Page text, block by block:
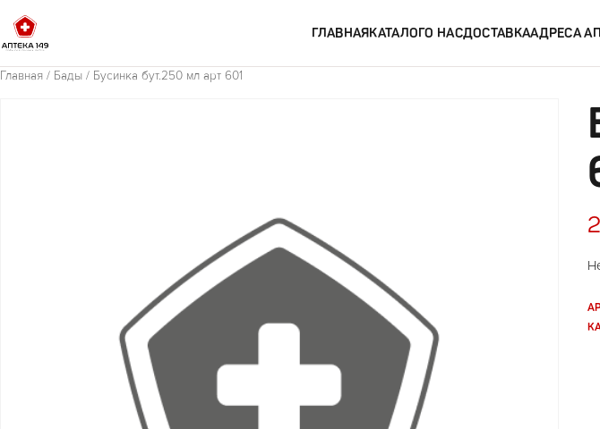
ГЛАВНАЯКАТАЛОГО НАСДОСТАВКААДРЕСА
Главная / Бады / Бусинка бут.250 мл арт 601